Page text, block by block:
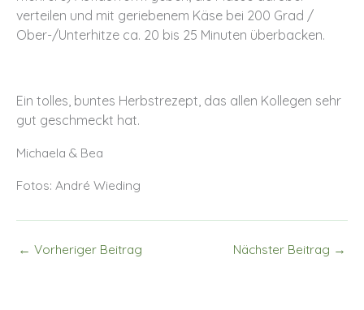
verteilen und mit geriebenem Käse bei 200 Grad /
Ober-/Unterhitze ca. 20 bis 25 Minuten überbacken.
Ein tolles, buntes Herbstrezept, das allen Kollegen sehr
gut geschmeckt hat.
Michaela & Bea
Fotos: André Wieding
← Vorheriger Beitrag Nächster Beitrag →